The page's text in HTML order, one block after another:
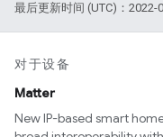
最后更新时间 (UTC)：2022-
对于设备
Matter
New IP-based smart